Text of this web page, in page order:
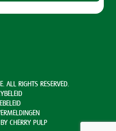
RIGHTS RESERVED.
CHERRY PULP